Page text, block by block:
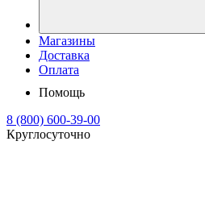
Магазины
Доставка
Оплата
Помощь
8 (800) 600-39-00
Круглосуточно